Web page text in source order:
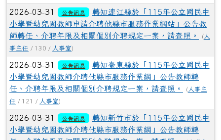
2026-03-31 公告訊息
轉知連江縣於「115年公立國民中
小學暨幼兒園教師申請介聘他縣市服務作業網站」公告教
師轉任、介聘年限及相關個別介聘規定一案，請查照。
( 人
事主任 / 130 / 人事室)
2026-03-31 公告訊息
轉知臺東縣於「115年公立國民中
小學暨幼兒園教師介聘他縣市服務作業網」公告教師轉
任、介聘年限及相關個別介聘規定一案，請查照。
( 人事主
任 / 121 / 人事室)
2026-03-31 公告訊息
轉知新竹市於「115年公立國民中
小學暨幼兒園教師介聘他縣市服務作業網」公告教師轉